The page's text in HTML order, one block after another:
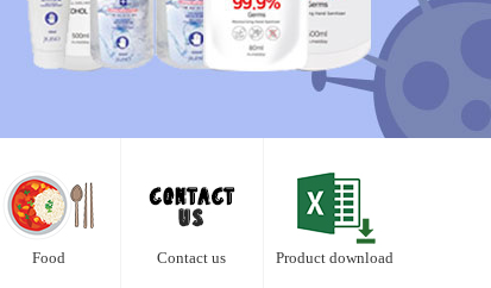
Food Contact us Product download